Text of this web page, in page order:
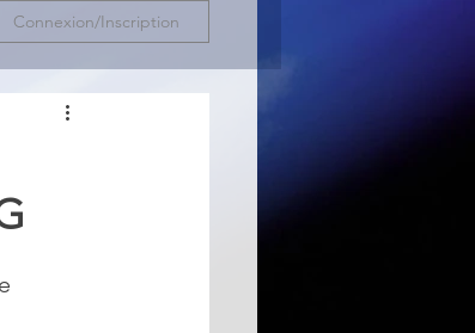
Connexion/Inscription